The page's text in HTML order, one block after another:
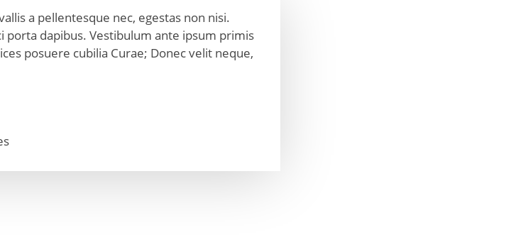
a pellentesque nec, egestas non nisi.
porta dapibus. Vestibulum ante ipsum primis
posuere cubilia Curae; Donec velit neque,